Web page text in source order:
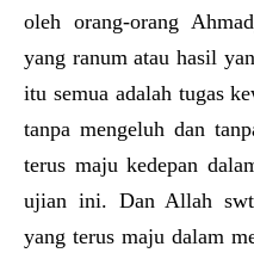
oleh orang-orang
yang ranum atau hasil
itu semua adalah tugas
tanpa mengeluh dan
terus maju kedepan
ujian ini. Dan Allah
yang terus maju dalam